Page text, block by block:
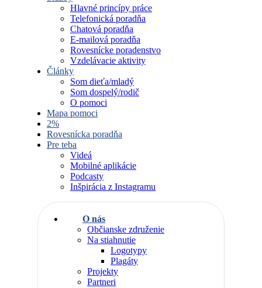
Hlavné princípy práce
Telefonická poradňa
Chatová poradňa
E-mailová poradňa
Rovesnícke poradenstvo
Vzdelávacie aktivity
Články
Som dieťa/mladý
Som dospelý/rodič
O pomoci
Mapa pomoci
2%
Rovesnícka poradňa
Pre teba
Videá
Mobilné aplikácie
Podcasty
Inšpirácia z Instagramu
O nás
Občianske združenie
Na stiahnutie
Logotypy
Plagáty
Projekty
Partneri